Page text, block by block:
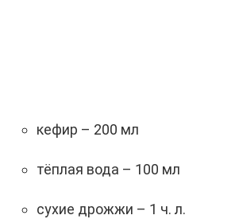
кефир – 200 мл
тёплая вода – 100 мл
сухие дрожжи – 1 ч. л.